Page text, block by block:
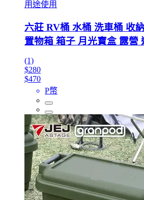
用途使用
六莊 RV桶 水桶 洗車桶 收
置物箱 箱子 月光寶盒 露營
(1)
$280
$470
P幣